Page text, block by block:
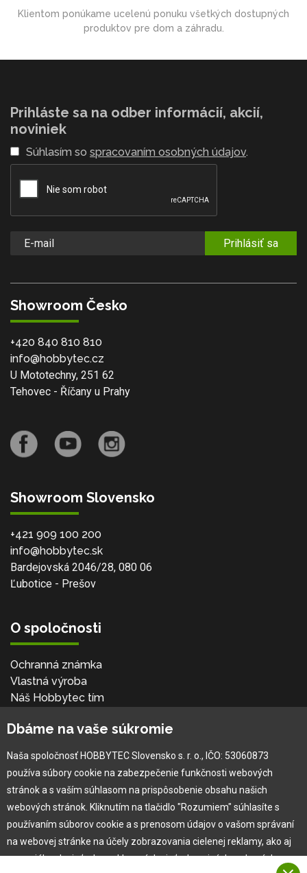
Klientom ponúkame ucelenú ponuku všetkých dostupných
produktov pre dom a záhradu.
Prihláste sa na odber informácií, akcií,
noviniek
Súhlasím so spracovaním osobných údajov.
Prihlásiť sa
Showroom Česko
+420 840 810 810
info@hobbytec.cz
U Mototechny, 251 62
Tehovec - Říčany u Prahy
Showroom Slovensko
+421 909 100 200
info@hobbytec.sk
Bardejovská 2046/28, 080 06
Ľubotice - Prešov
O spoločnosti
Ochranná známka
Vlastná výroba
Náš Hobbytec tím
Naša história
Pre zákazníka
Garancia najlepšej ceny
Užívateľský manuál
Dbáme na vaše súkromie
Naša spoločnosť HOBBYTEC Slovensko s. r. o., IČO: 53060873
používa súbory cookie na zabezpečenie funkčnosti webových
stránok a s vaším súhlasom na prispôsobenie obsahu našich
webových stránok. Kliknutím na tlačidlo "Rozumiem" súhlasíte s
používaním súborov cookie a s prenosom údajov o vašom správaní
na webovej stránke na účely zobrazovania cielenej reklamy, ako aj
na sociálnych sieťach a reklamných sieťach na iných webových